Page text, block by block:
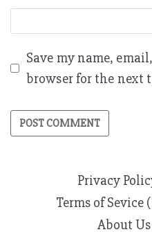
Save my name,
browser for the next
Privacy
Terms of Sevice
About Us